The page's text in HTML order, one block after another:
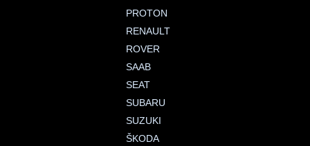
PROTON
RENAULT
ROVER
SAAB
SEAT
SUBARU
SUZUKI
ŠKODA